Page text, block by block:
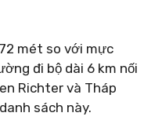
mét so với mực
đi bộ dài 6 km nối
Richter và Tháp
sách này.